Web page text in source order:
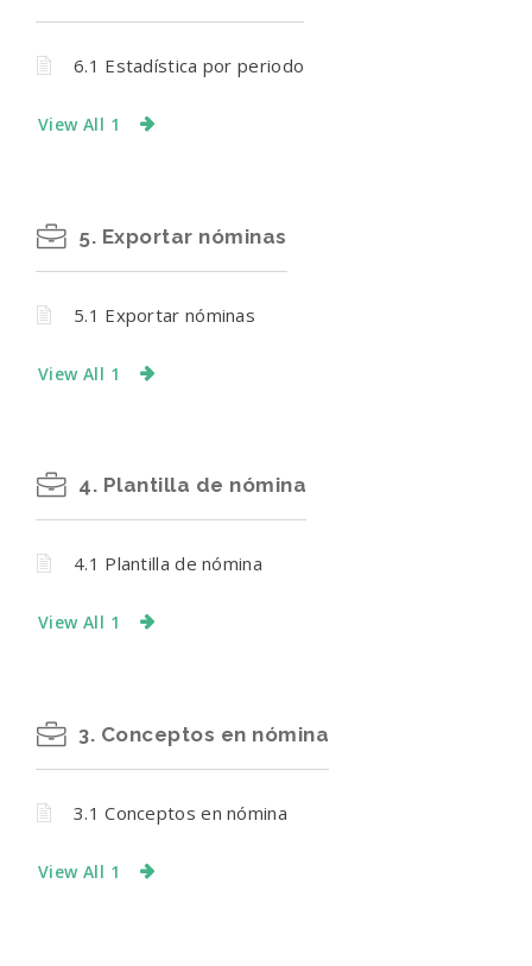
6.1 Estadística por periodo
View All 1
5. Exportar nóminas
5.1 Exportar nóminas
View All 1
4. Plantilla de nómina
4.1 Plantilla de nómina
View All 1
3. Conceptos en nómina
3.1 Conceptos en nómina
View All 1